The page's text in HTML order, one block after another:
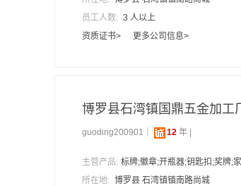
员工人数: 3 人以上
资质证书>
更多公司信息>
博罗县石湾镇国鼎五金加工厂
guoding200901｜ 12 年 |
主营产品:
所在地: 博罗县 石湾镇镇南路尚城